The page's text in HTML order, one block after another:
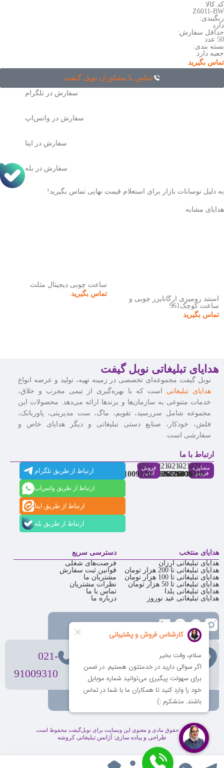
کد کالا
Z6011-BW
رنگبندی:
دارد
حداقل سفارش:
50 عدد
بسته بندی:
جعبه دارد
تماس بگیرید
تماس با مشاوران نوبل گیفت
سفارش در تلگرام
سفارش در واتس‌اپ
سفارش در ایتا
سفارش در بله
به دلیل نوسانات بازار برای استعلام قیمت نهایی تماس بگیرید!
هدایای مشابه
استند رومیزی ارگانایزر چوبی و
ساعت کوچک961
تماس بگیرید
ساعت چوبی دیجیتال مثلث
تماس بگیرید
هدایای تبلیغاتی نوبل گیفت
نوبل گیفت مجموعه‌ای تخصصی در زمینه تهیه، تولید و عرضه انواع
هدایای تبلیغاتی است که با بهره‌گیری از تیمی مجرب و خلاق،
خدمات متنوعی به سازمان‌ها و برندها ارائه می‌دهد. محصولات این
مجموعه شامل سررسید، تقویم، ماگ، ست مدیریتی، پاوربانک،
فلش، خودکار، صنایع دستی تبلیغاتی و دیگر هدایای خاص و
سفارشی است.
ارتباط با ما
مشاوره
فروش
021-
91009310
021-
86126036
021-
86126506
021-
88537803
فروش
آنلاین
021-
91009320
ارتباط از طریق تلگرام
ارتباط از طریق واتس‌اپ
ارتباط از طریق ایتا
ارتباط از طریق بله
هدایای منتخب
هدایای تبلیغاتی ارزان
هدایای تبلیغاتی تا 200 هزار تومان
هدایای تبلیغاتی تا 100 هزار تومان
هدایای تبلیغاتی تا 50 هزار تومان
هدایای تبلیغاتی یلدا
هدایای تبلیغاتی عید نوروز
دسترسی سریع
فرصت‌های شغلی
قوانین ثبت سفارش
مشتریان ما
نظرات مشتریان
تماس با ما
درباره ما
تهران، ولیعصر، بالاتر از بهشتی،
بن‌بست پردیس، پلاک 12
021-
91009310
کلیه حقوق مادی و معنوی این وبسایت برای نوبل‌گیفت محفوظ است.
طراحی و پیاده سازی: آژانس تبلیغاتی کروشه